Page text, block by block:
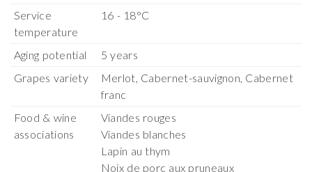
Service
temperature
16 - 18°C
Aging potential
5 years
Grapes variety
Merlot, Cabernet-sauvignon, Cabernet
franc
Food & wine
associations
Viandes rouges
Viandes blanches
Lapin au thym
Noix de porc aux pruneaux